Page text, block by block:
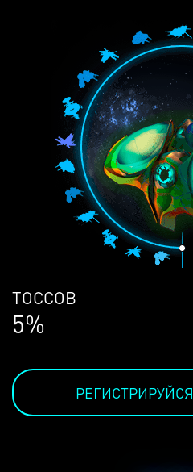
ЛЮДЕЙ
69%
РЕГИСТРИРУЙСЯ